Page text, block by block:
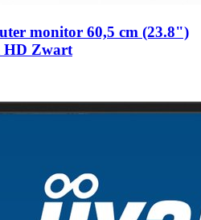
monitor 60,5 cm (23.8")
HD Zwart